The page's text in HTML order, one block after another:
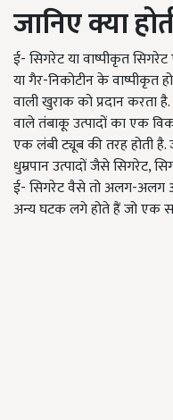
जानिए क्या
ई- सिगरेट या वाष्पीकृत
या गैर-निकोटीन के वाष्पीकृत
वाली खुराक को प्रदान करता
वाले तंबाकू उत्पादों का एक
एक लंबी ट्यूब की तरह होती
धुम्रपान उत्पादों जैसे सिगरेट,
ई- सिगरेट वैसे तो अलग-अलग
अन्य घटक लगे होते हैं जो एक